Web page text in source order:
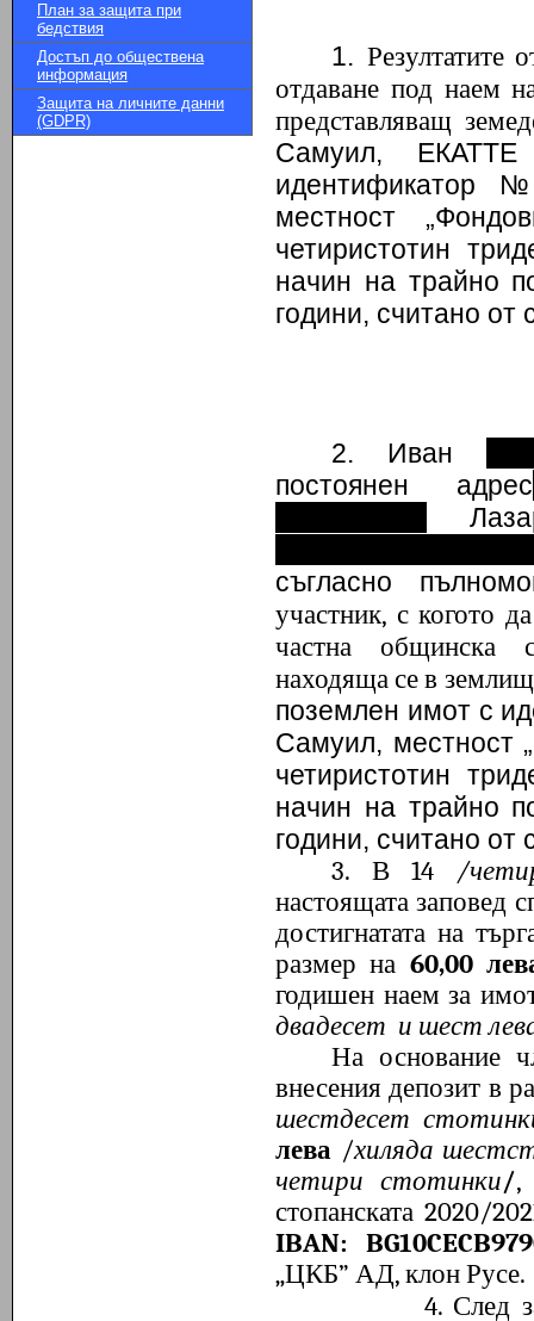
План за защита при
бедствия
Достъп до обществена
информация
Защита на личните данни
(GDPR)
1. Резултатите
отдаване под наем
представляващ
Самуил,
идентификатор
местност
четиристотин
начин на трайно
години, считано от
2. Иван
постоянен адрес
съгласно
участник, с когото
частна общинска
находяща се в
поземлен имот с
Самуил, местност
четиристотин
начин на трайно
години, считано от
3. В 14 /
настоящата заповед
достигнатата на
размер на 60,00
годишен наем за
двадесет и шест
На основание
внесения депозит в
шестдесет
лева /хиляда
четири стотинки/,
стопанската 2020/
IBAN:
„ЦКБ” АД, клон Русе.
4. След